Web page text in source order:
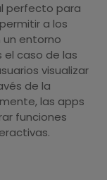
perfecto para
a los
un entorno
caso de las
visualizar
de la
las apps
funciones